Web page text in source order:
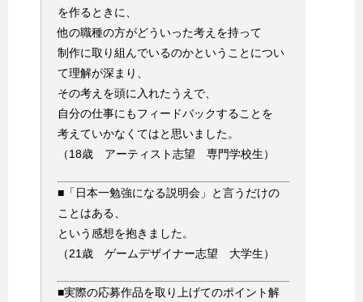
を作るときに、
他の職種の方がどういった考えを持って
制作に取り組んでいるのかということについ
て理解が深まり、
その考えを頭に入れたうえで、
自分の仕事にもフィードバックすることを
考えていかなくてはと思いました。
（18歳 アーティスト志望 専門学校生）
■「日本一勉強になる説明会」と言うだけの
ことはある、
という感想を抱きました。
（21歳 ゲームデザイナー志望 大学生）
■実際の応募作品を取り上げてのポイント解